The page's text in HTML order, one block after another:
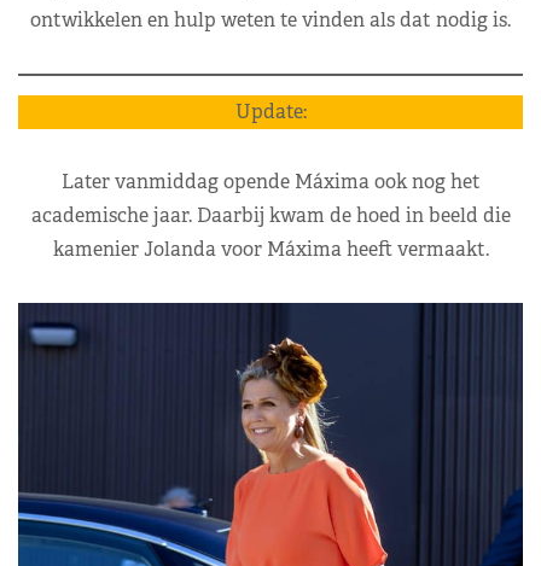
ontwikkelen en hulp weten te vinden als dat nodig is.
Update:
Later vanmiddag opende Máxima ook nog het
academische jaar. Daarbij kwam de hoed in beeld die
kamenier Jolanda voor Máxima heeft vermaakt.